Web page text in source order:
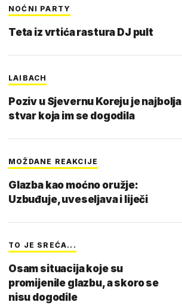
NOĆNI PARTY
Teta iz vrtića rastura DJ pult
LAIBACH
Poziv u Sjevernu Koreju je najbolja
stvar koja im se dogodila
MOŽDANE REAKCIJE
Glazba kao moćno oružje:
Uzbuđuje, uveseljava i liječi
TO JE SREĆA...
Osam situacija koje su
promijenile glazbu, a skoro se
nisu dogodile